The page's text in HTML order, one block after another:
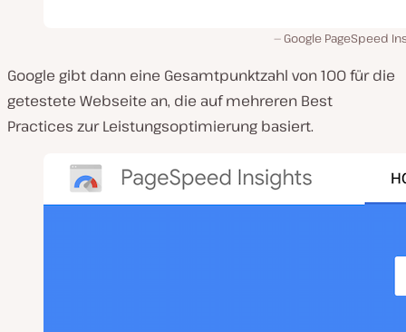
Google PageSpeed
Google gibt dann eine Gesamtpunktzahl von 100 für die
getestete Webseite an, die auf mehreren Best
Practices zur Leistungsoptimierung basiert.